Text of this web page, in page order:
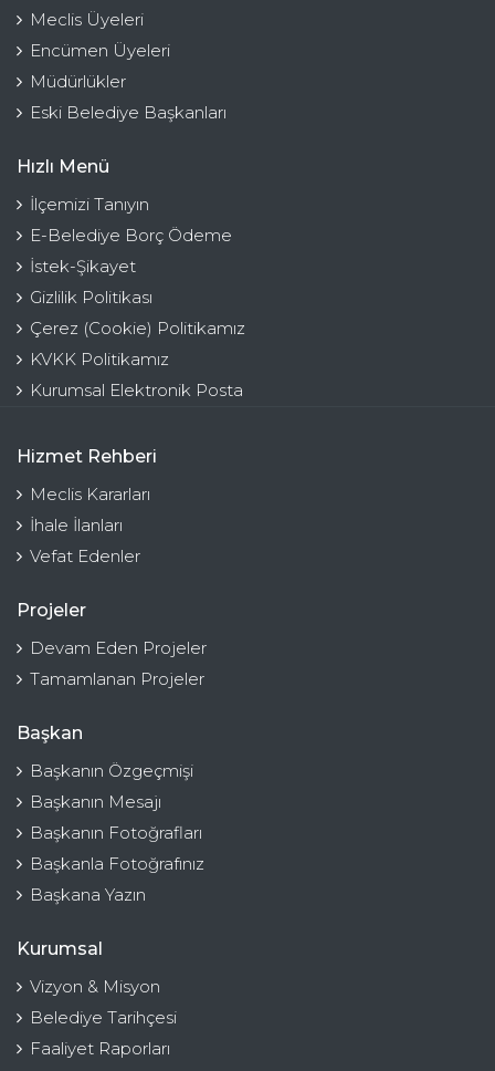
Meclis Üyeleri
Encümen Üyeleri
Müdürlükler
Eski Belediye Başkanları
Hızlı Menü
İlçemizi Tanıyın
E-Belediye Borç Ödeme
İstek-Şikayet
Gizlilik Politikası
Çerez (Cookie) Politikamız
KVKK Politikamız
Kurumsal Elektronik Posta
Hizmet Rehberi
Meclis Kararları
İhale İlanları
Vefat Edenler
Projeler
Devam Eden Projeler
Tamamlanan Projeler
Başkan
Başkanın Özgeçmişi
Başkanın Mesajı
Başkanın Fotoğrafları
Başkanla Fotoğrafınız
Başkana Yazın
Kurumsal
Vizyon & Misyon
Belediye Tarihçesi
Faaliyet Raporları